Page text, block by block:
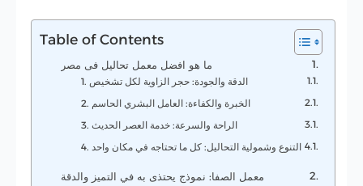
Table of Contents
ما هو افضل معمل تحاليل فى مصر
1. الدقة والجودة: حجر الزاوية لكل تشخيص
2. الخبرة والكفاءة: العامل البشري الحاسم
3. الراحة والسرعة: خدمة العصر الحديث
4. التنوع وشمولية التحاليل: كل ما تحتاجه في مكان واحد
معمل الصفا: نموذج يحتذى به في التميز والدقة